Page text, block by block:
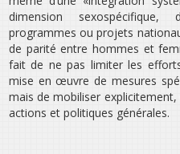
dimension
programmes ou projets
de parité entre hommes et
fait de ne pas limiter les
mise en œuvre de mesures
mais de mobiliser explicitement,
actions et politiques générales.